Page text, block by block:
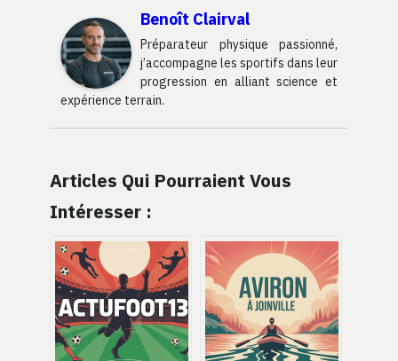
Benoît Clairval
Préparateur physique passionné,
j’accompagne les sportifs dans leur
progression en alliant science et
expérience terrain.
Articles Qui Pourraient Vous
Intéresser :